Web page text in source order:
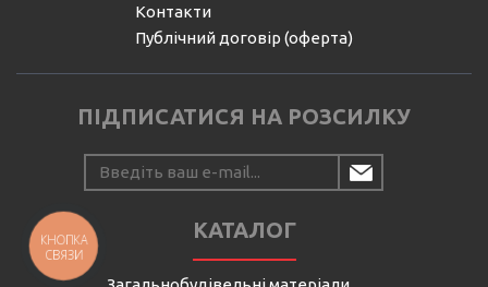
Контакти
Публічний договір (оферта)
ПІДПИСАТИСЯ НА РОЗСИЛКУ
КАТАЛОГ
КНОПКА
СВЯЗИ